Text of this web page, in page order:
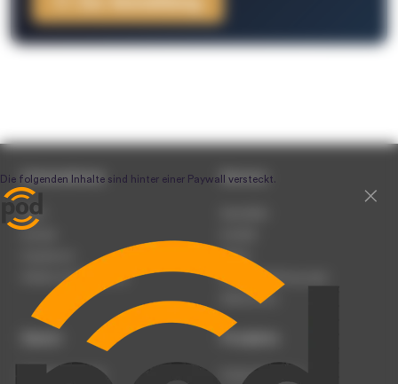
Unternehmen
Team
Werben auf podcast.de
Service
Presse
Nutzungsbedingungen
Datenschutz
Podcast anmelden
Produkte
Podcast-Beratung